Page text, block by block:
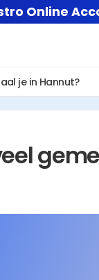
Online
je in Hannut?